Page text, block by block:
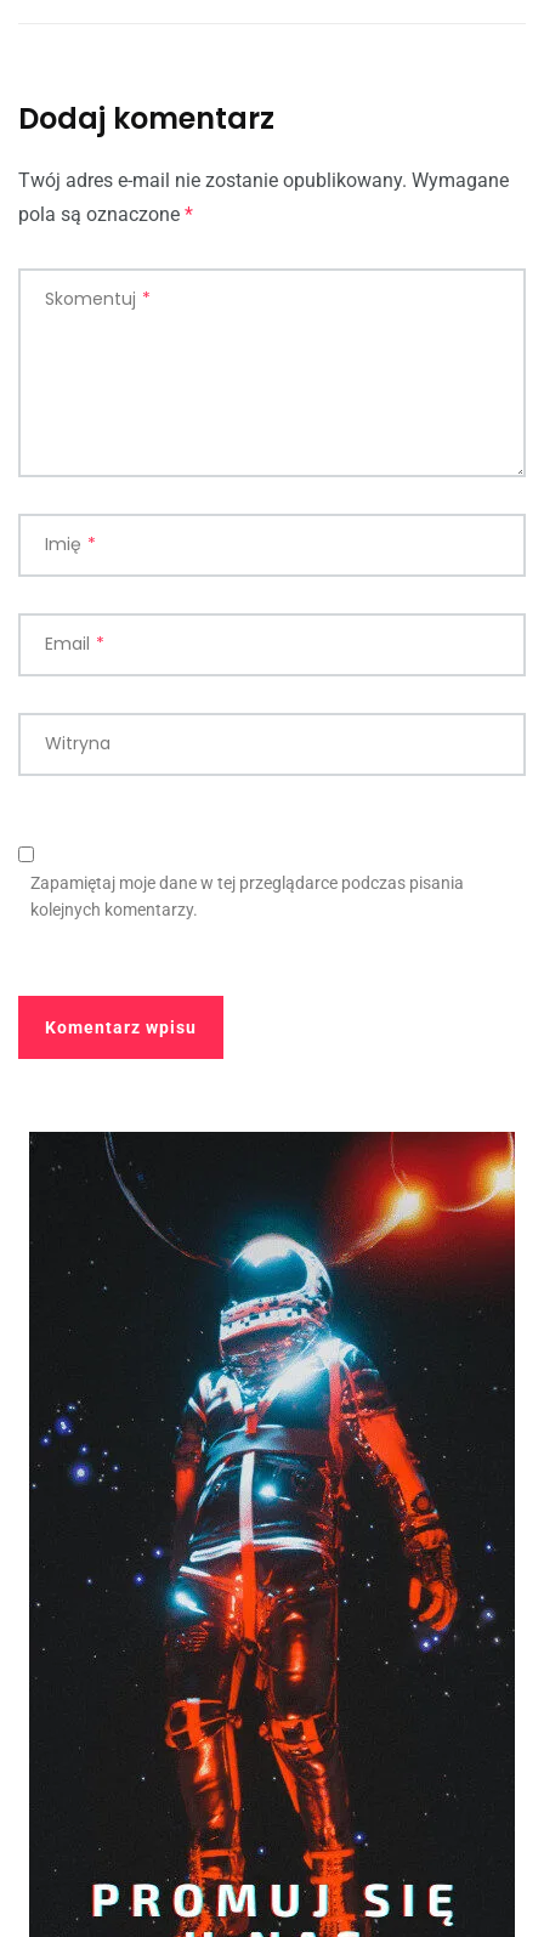
Dodaj komentarz
Twój adres e-mail nie zostanie opublikowany. Wymagane
pola są oznaczone *
Skomentuj *
Imię *
Email *
Witryna
Zapamiętaj moje dane w tej przeglądarce podczas pisania
kolejnych komentarzy.